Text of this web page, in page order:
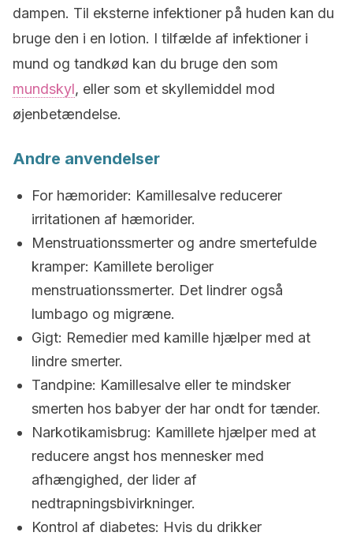
dampen. Til eksterne infektioner på huden kan du
bruge den i en lotion. I tilfælde af infektioner i
mund og tandkød kan du bruge den som
mundskyl, eller som et skyllemiddel mod
øjenbetændelse.
Andre anvendelser
For hæmorider: Kamillesalve reducerer
irritationen af hæmorider.
Menstruationssmerter og andre smertefulde
kramper: Kamillete beroliger
menstruationssmerter. Det lindrer også
lumbago og migræne.
Gigt: Remedier med kamille hjælper med at
lindre smerter.
Tandpine: Kamillesalve eller te mindsker
smerten hos babyer der har ondt for tænder.
Narkotikamisbrug: Kamillete hjælper med at
reducere angst hos mennesker med
afhængighed, der lider af
nedtrapningsbivirkninger.
Kontrol af diabetes: Hvis du drikker